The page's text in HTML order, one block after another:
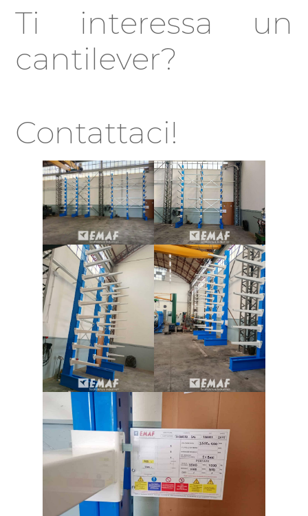
Ti interessa un
cantilever?
Contattaci!